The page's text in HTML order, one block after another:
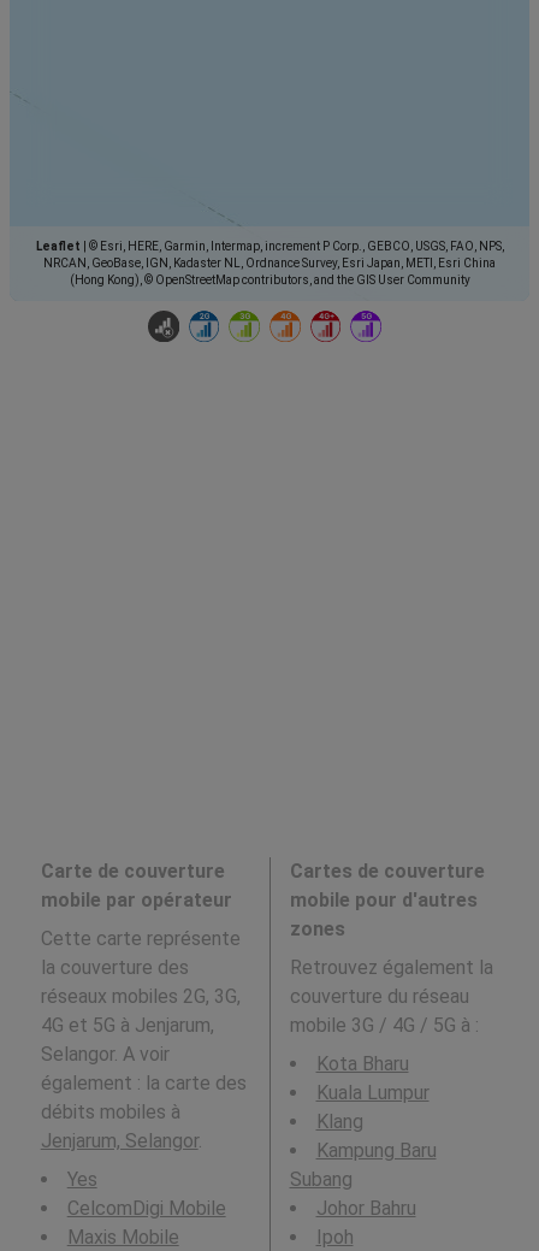
Leaflet
© Esri, HERE, Garmin, Intermap, increment P Corp., GEBCO, USGS, FAO, NPS,
NRCAN, GeoBase, IGN, Kadaster NL, Ordnance Survey, Esri Japan, METI, Esri China
(Hong Kong), © OpenStreetMap contributors, and the GIS User Community
Carte de couverture
mobile par opérateur
Cette carte représente
la couverture des
réseaux mobiles 2G, 3G,
4G et 5G à Jenjarum,
Selangor. A voir
également : la carte des
débits mobiles à
Jenjarum, Selangor.
Yes
CelcomDigi Mobile
Maxis Mobile
Cartes de couverture
mobile pour d'autres
zones
Retrouvez également la
couverture du réseau
mobile 3G / 4G / 5G à :
Kota Bharu
Kuala Lumpur
Klang
Kampung Baru
Subang
Johor Bahru
Ipoh